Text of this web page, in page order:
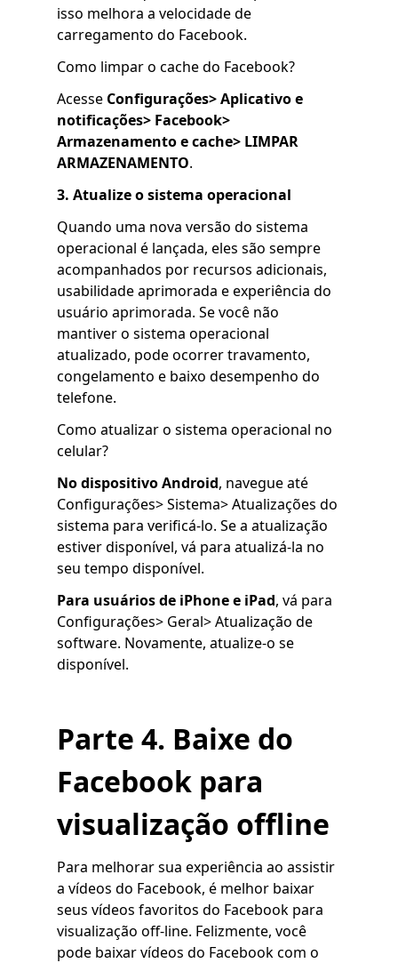
isso melhora a velocidade de
carregamento do Facebook.
Como limpar o cache do Facebook?
Acesse Configurações> Aplicativo e
notificações> Facebook>
Armazenamento e cache> LIMPAR
ARMAZENAMENTO.
3. Atualize o sistema operacional
Quando uma nova versão do sistema
operacional é lançada, eles são sempre
acompanhados por recursos adicionais,
usabilidade aprimorada e experiência do
usuário aprimorada. Se você não
mantiver o sistema operacional
atualizado, pode ocorrer travamento,
congelamento e baixo desempenho do
telefone.
Como atualizar o sistema operacional no
celular?
No dispositivo Android, navegue até
Configurações> Sistema> Atualizações do
sistema para verificá-lo. Se a atualização
estiver disponível, vá para atualizá-la no
seu tempo disponível.
Para usuários de iPhone e iPad, vá para
Configurações> Geral> Atualização de
software. Novamente, atualize-o se
disponível.
Parte 4. Baixe do
Facebook para
visualização offline
Para melhorar sua experiência ao assistir
a vídeos do Facebook, é melhor baixar
seus vídeos favoritos do Facebook para
visualização off-line. Felizmente, você
pode baixar vídeos do Facebook com o